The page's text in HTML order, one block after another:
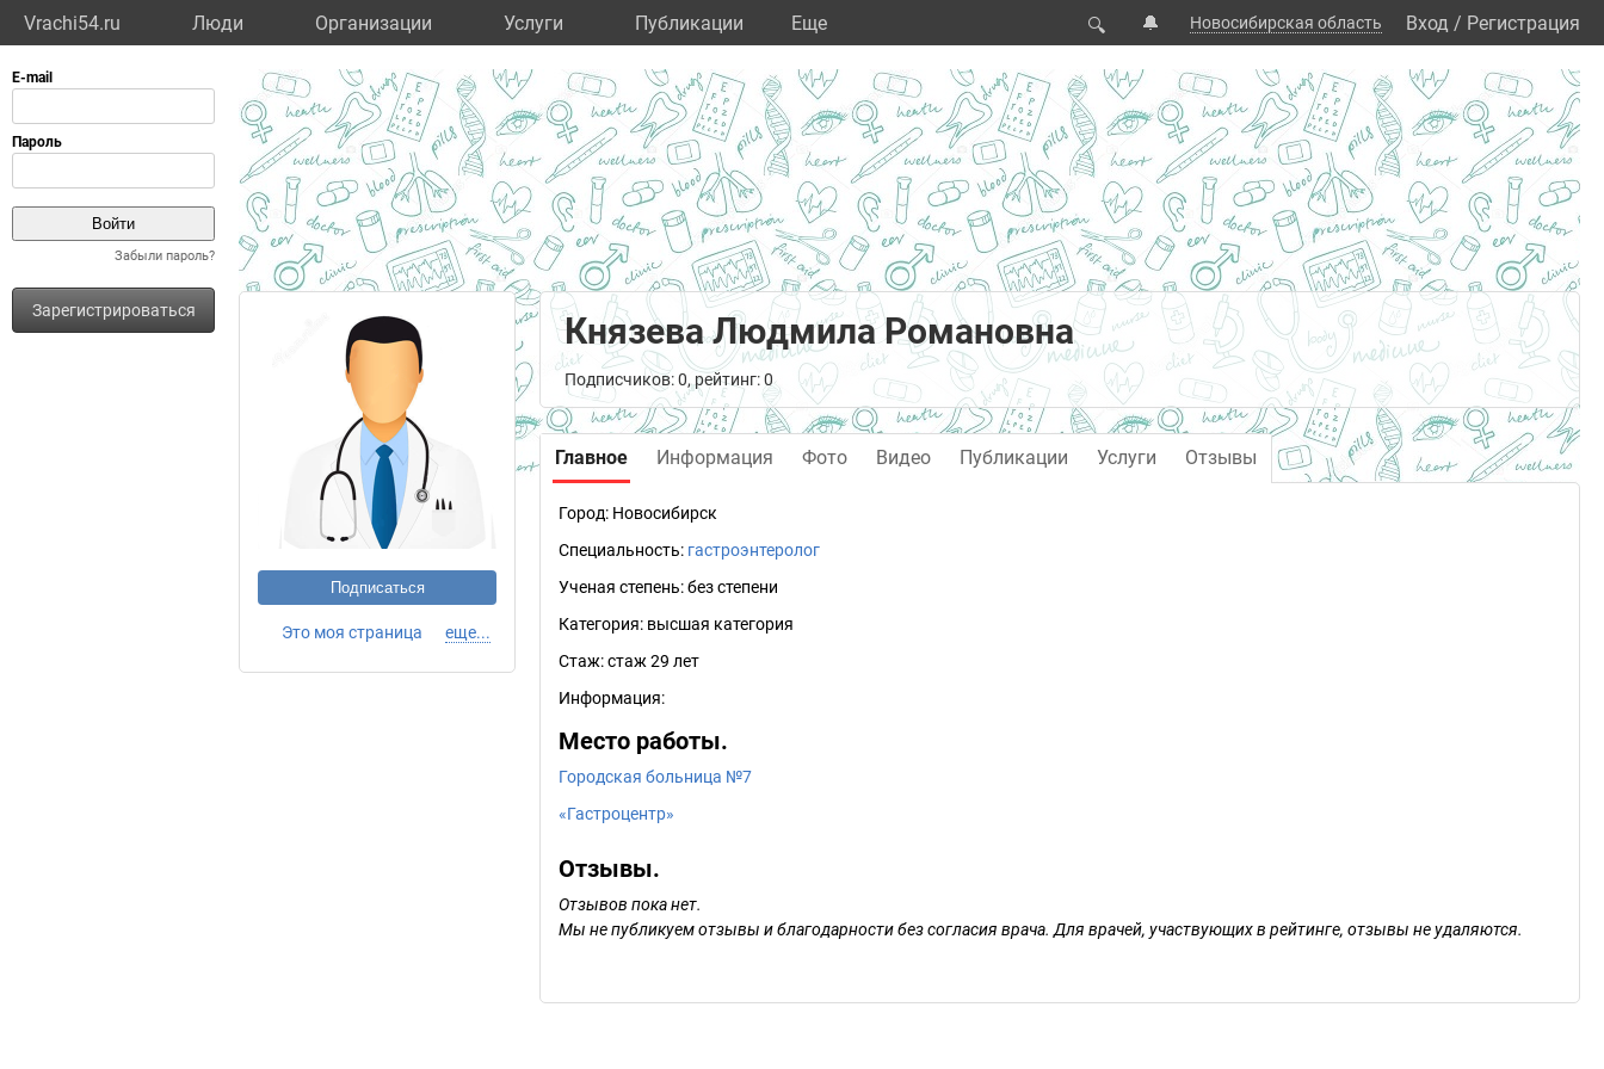
Vrachi54.ru Люди Организации Услуги Публикации Eще 🔍 🔔 Новосибирская область Вход / Регистрация
Забыли пароль?
Зарегистрироваться
Подписаться
Это моя страница еще...
Князева Людмила Романовна
Подписчиков: 0, рейтинг: 0
Главное Информация Фото Видео Публикации Услуги Отзывы
Город: Новосибирск
Специальность: гастроэнтеролог
Ученая степень:без степени
Категория: высшая категория
Стаж:стаж 29 лет
Информация:
Место работы.
Городская больница №7
«Гастроцентр»
Отзывы.
Отзывов пока нет.
Мы не публикуем отзывы и благодарности без согласия врача. Для врачей, участвующих в рейтинге, отзывы не удаляются.